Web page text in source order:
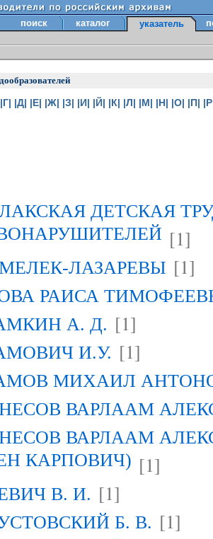
поиск каталог указатель
|Г| |Д| |Е| |Ж| |З| |И| |Й| |К| |Л| |М| |Н| |О| |П|
ДЕТСКАЯ
[1]
ЛАЗАРЕВЫ [1]
РАИСА
А. Д. [1]
И.У. [1]
МИХАИЛ
ВАРЛААМ
ВАРЛААМ
КАРПОВИЧ) [1]
В. И. [1]
Б. В. [1]